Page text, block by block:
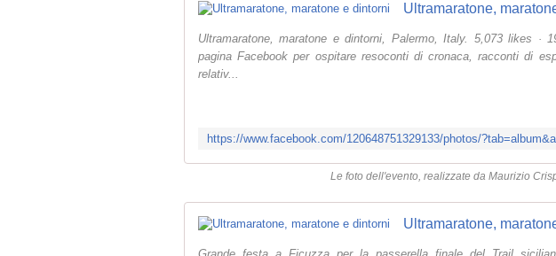
Ultramaratone,
Ultramaratone, maratone e dintorni, Palermo, Italy. 5,073 likes ·
pagina Facebook per ospitare resoconti di cronaca, racconti di
relativ...
Le foto dell'evento, realizzate da Maurizio
Ultramaratone,